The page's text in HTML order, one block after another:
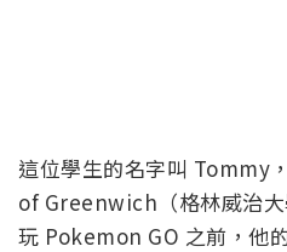
這位學生的名字叫 Tommy
of Greenwich（格林威治
玩 Pokemon GO 之前，他